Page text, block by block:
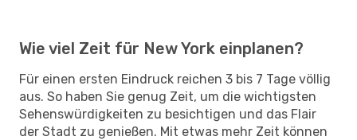
Wie viel Zeit für New York einplanen?
Für einen ersten Eindruck reichen 3 bis 7 Tage völlig
aus. So haben Sie genug Zeit, um die wichtigsten
Sehenswürdigkeiten zu besichtigen und das Flair
der Stadt zu genießen. Mit etwas mehr Zeit können